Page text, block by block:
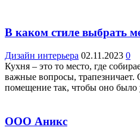
В каком стиле выбрать
Дизайн интерьера 02.11.2023 0
Кухня – это то место, где
важные вопросы, трапезничает.
помещение так, чтобы оно
ООО Аникс